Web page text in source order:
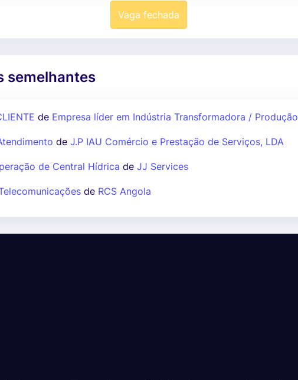
Vaga fechada
semelhantes
de Empresa líder em Indústria Transformadora / Produção
de J.P IAU Comércio e Prestação de Serviços, LDA
de Central Hídrica de JJ Services
de RCS Angola